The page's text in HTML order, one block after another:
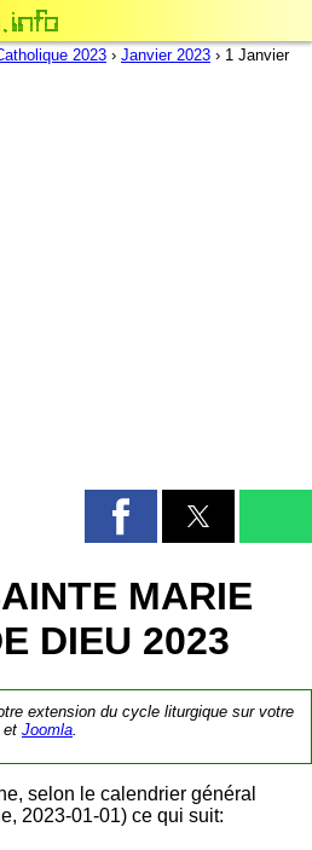
2023 › Janvier 2023 › 1 Janvier
MARIE
DIEU 2023
extension du cycle liturgique sur votre
et Joomla.
selon le calendrier général
2023-01-01) ce qui suit: